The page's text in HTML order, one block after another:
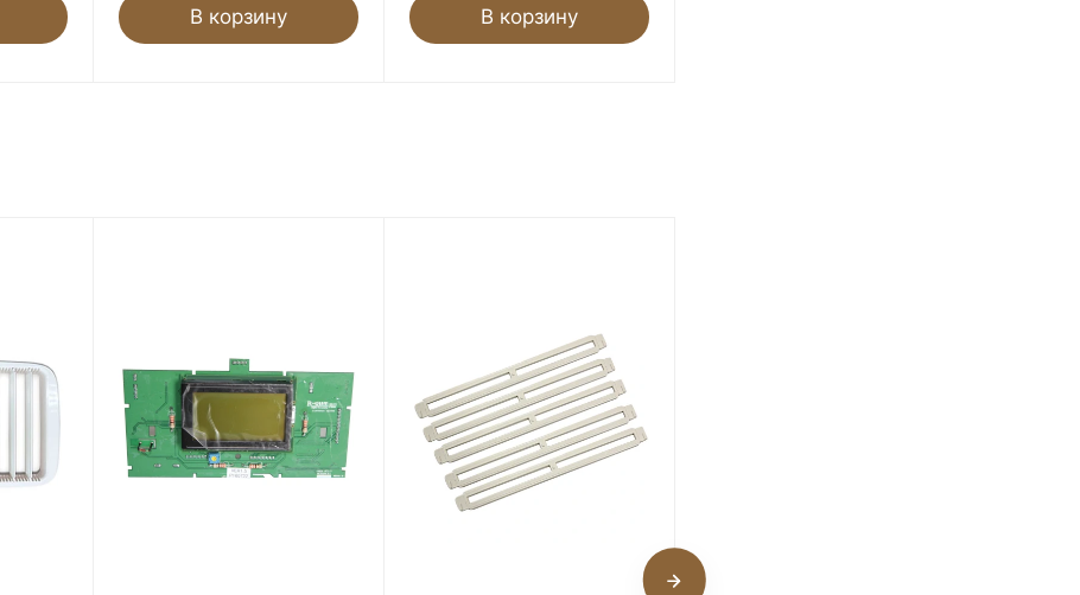
В корзину В корзину